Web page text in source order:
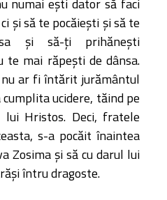
şi să te pocăieşti şi să te
şi să-ţi prihăneşti
te mai răpeşti de dânsa.
nu ar fi întărit jurământul
ucidere, tăind pe
Hristos. Deci, fratele
s-a pocăit înaintea
Zosima şi să cu darul lui
întru dragoste.